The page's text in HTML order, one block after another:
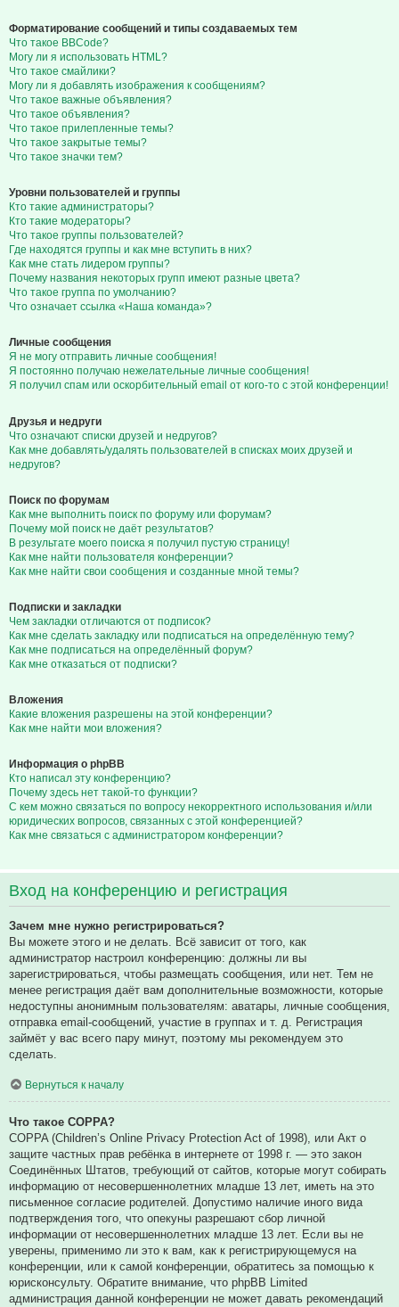
Форматирование сообщений и типы создаваемых тем
Что такое BBCode?
Могу ли я использовать HTML?
Что такое смайлики?
Могу ли я добавлять изображения к сообщениям?
Что такое важные объявления?
Что такое объявления?
Что такое прилепленные темы?
Что такое закрытые темы?
Что такое значки тем?
Уровни пользователей и группы
Кто такие администраторы?
Кто такие модераторы?
Что такое группы пользователей?
Где находятся группы и как мне вступить в них?
Как мне стать лидером группы?
Почему названия некоторых групп имеют разные цвета?
Что такое группа по умолчанию?
Что означает ссылка «Наша команда»?
Личные сообщения
Я не могу отправить личные сообщения!
Я постоянно получаю нежелательные личные сообщения!
Я получил спам или оскорбительный email от кого-то с этой конференции!
Друзья и недруги
Что означают списки друзей и недругов?
Как мне добавлять/удалять пользователей в списках моих друзей и
недругов?
Поиск по форумам
Как мне выполнить поиск по форуму или форумам?
Почему мой поиск не даёт результатов?
В результате моего поиска я получил пустую страницу!
Как мне найти пользователя конференции?
Как мне найти свои сообщения и созданные мной темы?
Подписки и закладки
Чем закладки отличаются от подписок?
Как мне сделать закладку или подписаться на определённую тему?
Как мне подписаться на определённый форум?
Как мне отказаться от подписки?
Вложения
Какие вложения разрешены на этой конференции?
Как мне найти мои вложения?
Информация о phpBB
Кто написал эту конференцию?
Почему здесь нет такой-то функции?
С кем можно связаться по вопросу некорректного использования и/или
юридических вопросов, связанных с этой конференцией?
Как мне связаться с администратором конференции?
Вход на конференцию и регистрация
Зачем мне нужно регистрироваться?
Вы можете этого и не делать. Всё зависит от того, как
администратор настроил конференцию: должны ли вы
зарегистрироваться, чтобы размещать сообщения, или нет. Тем не
менее регистрация даёт вам дополнительные возможности, которые
недоступны анонимным пользователям: аватары, личные сообщения,
отправка email-сообщений, участие в группах и т. д. Регистрация
займёт у вас всего пару минут, поэтому мы рекомендуем это
сделать.
Вернуться к началу
Что такое COPPA?
COPPA (Children’s Online Privacy Protection Act of 1998), или Акт о
защите частных прав ребёнка в интернете от 1998 г. — это закон
Соединённых Штатов, требующий от сайтов, которые могут собирать
информацию от несовершеннолетних младше 13 лет, иметь на это
письменное согласие родителей. Допустимо наличие иного вида
подтверждения того, что опекуны разрешают сбор личной
информации от несовершеннолетних младше 13 лет. Если вы не
уверены, применимо ли это к вам, как к регистрирующемуся на
конференции, или к самой конференции, обратитесь за помощью к
юрисконсульту. Обратите внимание, что phpBB Limited
администрация данной конференции не может давать рекомендаций